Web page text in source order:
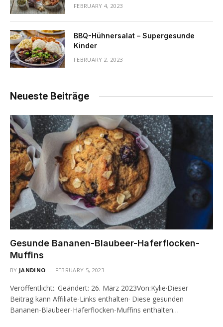
FEBRUARY 4, 2023
BBQ-Hühnersalat – Supergesunde
Kinder
FEBRUARY 2, 2023
Neueste Beiträge
Gesunde Bananen-Blaubeer-Haferflocken-
Muffins
BY JANDINO FEBRUARY 5, 2023
Veröffentlicht:. Geändert: 26. März 2023Von:Kylie·Dieser
Beitrag kann Affiliate-Links enthalten· Diese gesunden
Bananen-Blaubeer-Haferflocken-Muffins enthalten…